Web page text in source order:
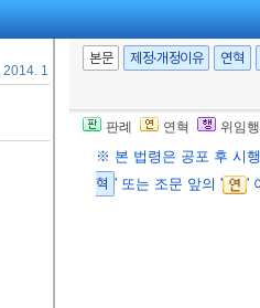
1. 21., 일부개정]
본문 제정·개정이유 연혁
판례 연혁 위임
※ 본 법령은 공포 후 시
혁 ' 또는 조문 앞의 ' '